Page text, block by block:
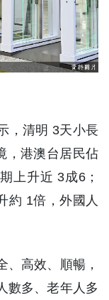
，清明 3天小長
，港澳台居民佔
上升近 3成6；
約 1倍，外國人
、高效、順暢，
數多、老年人多